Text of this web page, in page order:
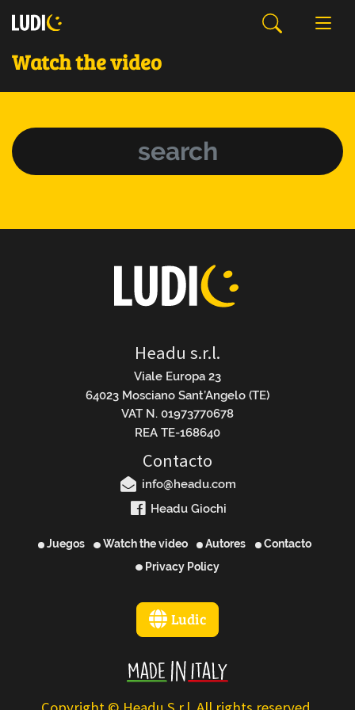
Watch the video
Headu s.r.l.
Viale Europa 23
64023 Mosciano Sant’Angelo (TE)
VAT N. 01973770678
REA TE-168640
Contacto
info@headu.com
Headu Giochi
Juegos Watch the video Autores
Contacto
Privacy Policy
Ludic